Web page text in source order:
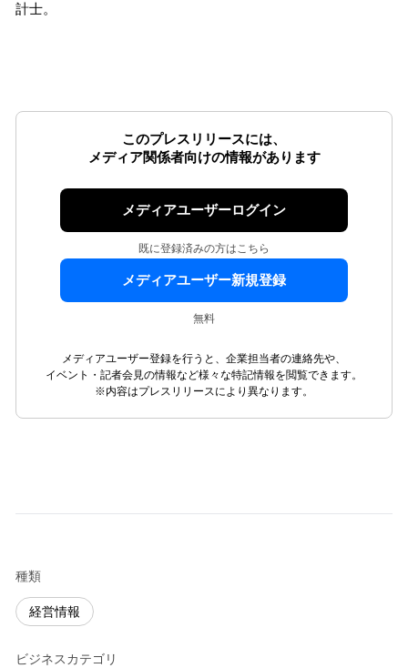
計士。
このプレスリリースには、
メディア関係者向けの情報があります
メディアユーザーログイン
既に登録済みの方はこちら
メディアユーザー新規登録
無料
メディアユーザー登録を行うと、企業担当者の連絡先や、
イベント・記者会見の情報など様々な特記情報を閲覧できます。
※内容はプレスリリースにより異なります。
種類
経営情報
ビジネスカテゴリ